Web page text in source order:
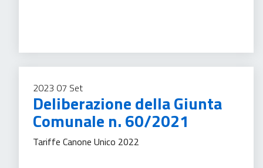
2023 07 Set
Deliberazione della Giunta
Comunale n. 60/2021
Tariffe Canone Unico 2022